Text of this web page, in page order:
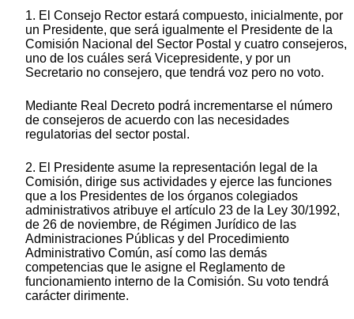
1. El Consejo Rector estará compuesto, inicialmente, por
un Presidente, que será igualmente el Presidente de la
Comisión Nacional del Sector Postal y cuatro consejeros,
uno de los cuáles será Vicepresidente, y por un
Secretario no consejero, que tendrá voz pero no voto.
Mediante Real Decreto podrá incrementarse el número
de consejeros de acuerdo con las necesidades
regulatorias del sector postal.
2. El Presidente asume la representación legal de la
Comisión, dirige sus actividades y ejerce las funciones
que a los Presidentes de los órganos colegiados
administrativos atribuye el artículo 23 de la Ley 30/1992,
de 26 de noviembre, de Régimen Jurídico de las
Administraciones Públicas y del Procedimiento
Administrativo Común, así como las demás
competencias que le asigne el Reglamento de
funcionamiento interno de la Comisión. Su voto tendrá
carácter dirimente.